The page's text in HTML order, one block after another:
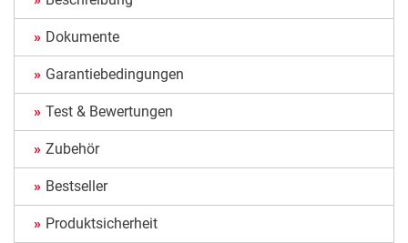
Dokumente
Garantiebedingungen
Test & Bewertungen
Zubehör
Bestseller
Produktsicherheit